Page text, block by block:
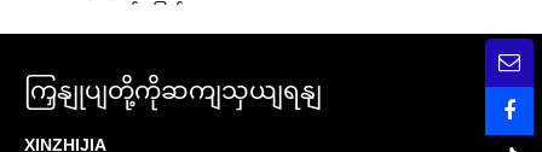
ကြှနျုပျတို့ကိုဆကျသှယျရနျ
XINZHIJIA